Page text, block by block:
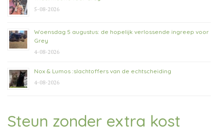
5-08-2026
Woensdag 5 augustus: de hopelijk verlossende ingreep voor
Grey
4-08-2026
Nox & Lumos :slachtoffers van de echtscheiding
4-08-2026
Steun zonder extra kost